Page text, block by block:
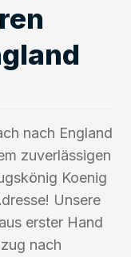
nach England
zuverlässigen
Koenig
Unsere
erster Hand
nach